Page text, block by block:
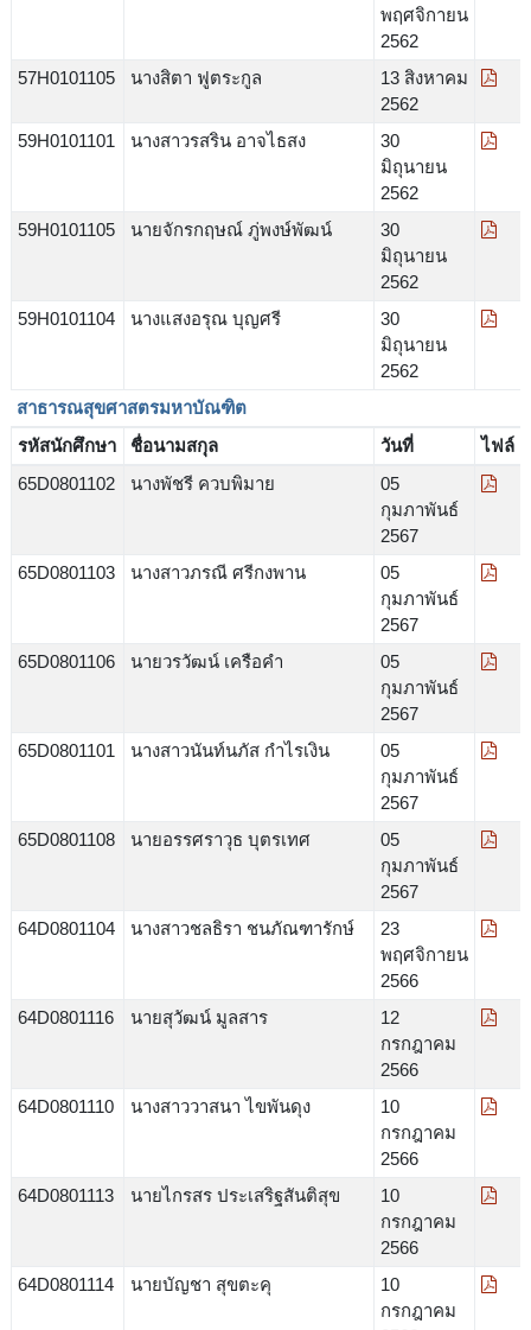
พฤศจิกายน
2562
57H0101105
นางสิตา ฟูตระกูล
13 สิงหาคม
2562
59H0101101
นางสาวรสริน อาจไธสง
30
มิถุนายน
2562
59H0101105
นายจักรกฤษณ์ ภู่พงษ์พัฒน์
30
มิถุนายน
2562
59H0101104
นางแสงอรุณ บุญศรี
30
มิถุนายน
2562
สาธารณสุขศาสตรมหาบัณฑิต
รหัสนักศึกษา
ชื่อนามสกุล วันที่
ไฟล์
65D0801102
นางพัชรี ควบพิมาย
05
กุมภาพันธ์
2567
65D0801103
นางสาวภรณี ศรีกงพาน
05
กุมภาพันธ์
2567
65D0801106
นายวรวัฒน์ เครือคำ
05
กุมภาพันธ์
2567
65D0801101
นางสาวนันท์นภัส กำไรเงิน
05
กุมภาพันธ์
2567
65D0801108
นายอรรศราวุธ บุตรเทศ
05
กุมภาพันธ์
2567
64D0801104
นางสาวชลธิรา ชนภัณฑารักษ์
23
พฤศจิกายน
2566
64D0801116
นายสุวัฒน์ มูลสาร
12
กรกฎาคม
2566
64D0801110
นางสาววาสนา ไขพันดุง
10
กรกฎาคม
2566
64D0801113
นายไกรสร ประเสริฐสันติสุข
10
กรกฎาคม
2566
64D0801114
นายบัญชา สุขตะคุ
10
กรกฎาคม